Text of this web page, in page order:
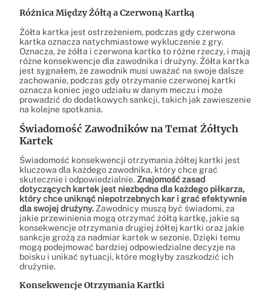
Różnica Między Żółtą a Czerwoną Kartką
Żółta kartka jest ostrzeżeniem, podczas gdy czerwona
kartka oznacza natychmiastowe wykluczenie z gry.
Oznacza, że żółta i czerwona kartka to różne rzeczy, i mają
różne konsekwencje dla zawodnika i drużyny. Żółta kartka
jest sygnałem, że zawodnik musi uważać na swoje dalsze
zachowanie, podczas gdy otrzymanie czerwonej kartki
oznacza koniec jego udziału w danym meczu i może
prowadzić do dodatkowych sankcji, takich jak zawieszenie
na kolejne spotkania.
Świadomość Zawodników na Temat Żółtych
Kartek
Świadomość konsekwencji otrzymania żółtej kartki jest
kluczowa dla każdego zawodnika, który chce grać
skutecznie i odpowiedzialnie. Znajomość zasad
dotyczących kartek jest niezbędna dla każdego piłkarza,
który chce uniknąć niepotrzebnych kar i grać efektywnie
dla swojej drużyny. Zawodnicy muszą być świadomi, za
jakie przewinienia mogą otrzymać żółtą kartkę, jakie są
konsekwencje otrzymania drugiej żółtej kartki oraz jakie
sankcje grożą za nadmiar kartek w sezonie. Dzięki temu
mogą podejmować bardziej odpowiedzialne decyzje na
boisku i unikać sytuacji, które mogłyby zaszkodzić ich
drużynie.
Konsekwencje Otrzymania Kartki